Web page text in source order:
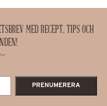
MED RECEPT, TIPS OCH